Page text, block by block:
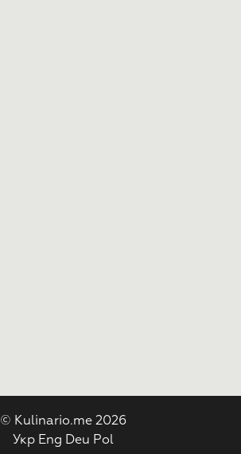
© Kulinario.me 2026
Укр Eng Deu Pol